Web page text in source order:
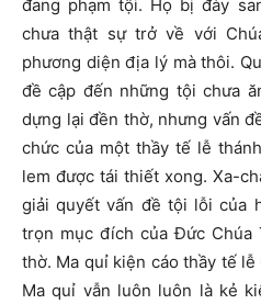
đang phạm tội. Họ bị đày
chưa thật sự trở về với
phương diện địa lý mà thôi.
đề cập đến những tội chưa
dựng lại đền thờ, nhưng vấn
chức của một thầy tế lễ
lem được tái thiết xong. Xa-
giải quyết vấn đề tội lỗi của
trọn mục đích của Đức Chúa
thờ. Ma quỉ kiện cáo thầy tế
Ma quỉ vẫn luôn luôn là kẻ